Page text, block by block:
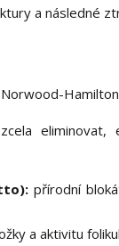
a následné
přírodní
a aktivitu